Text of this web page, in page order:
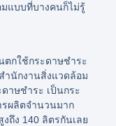
แบบที่บางคนก็ไม่รู้
ตกใช้กระดาษชำระ
ำนักงานสิ่งแวดล้อม
าษชำระ เป็นกระ
ผลิตจำนวนมาก
ถึง 140 ลิตรกันเลย